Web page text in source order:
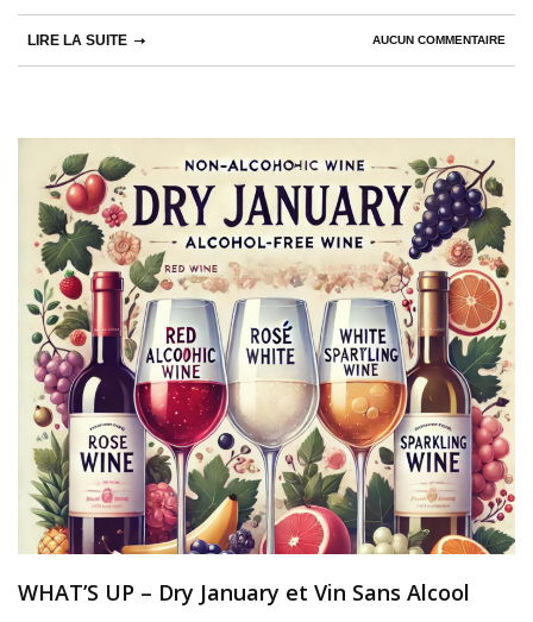
AUCUN COMMENTAIRE
LIRE LA SUITE
WHAT’S UP – Dry January et Vin Sans Alcool